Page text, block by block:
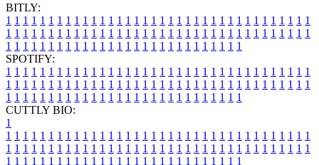
BITLY:
1 1 1 1 1 1 1 1 1 1 1 1 1 1 1 1 1 1 1 1 1 1 1 1 1 1 1 1 1 1 1 1 1 1 1 1
1 1 1 1 1 1 1 1 1 1 1 1 1 1 1 1 1 1 1 1 1 1 1 1 1 1 1 1 1 1 1 1 1 1 1 1
1 1 1 1 1 1 1 1 1 1 1 1 1 1 1 1 1 1 1 1 1 1 1 1 1 1 1 1
SPOTIFY:
1 1 1 1 1 1 1 1 1 1 1 1 1 1 1 1 1 1 1 1 1 1 1 1 1 1 1 1 1 1 1 1 1 1 1 1
1 1 1 1 1 1 1 1 1 1 1 1 1 1 1 1 1 1 1 1 1 1 1 1 1 1 1 1 1 1 1 1 1 1 1 1
1 1 1 1 1 1 1 1 1 1 1 1 1 1 1 1 1 1 1 1 1 1 1 1 1 1 1 1
CUTTLY BIO:
1
1 1 1 1 1 1 1 1 1 1 1 1 1 1 1 1 1 1 1 1 1 1 1 1 1 1 1 1 1 1 1 1 1 1 1 1
1 1 1 1 1 1 1 1 1 1 1 1 1 1 1 1 1 1 1 1 1 1 1 1 1 1 1 1 1 1 1 1 1 1 1 1
1 1 1 1 1 1 1 1 1 1 1 1 1 1 1 1 1 1 1 1 1 1 1 1 1 1 1 1